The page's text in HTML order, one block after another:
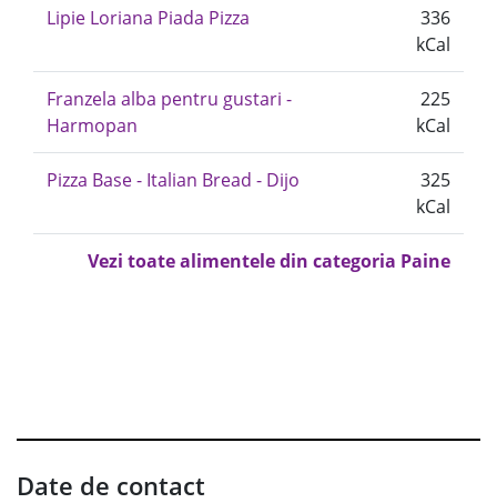
Lipie Loriana Piada Pizza
336
kCal
Franzela alba pentru gustari -
Harmopan
225
kCal
Pizza Base - Italian Bread - Dijo
325
kCal
Vezi toate alimentele din categoria Paine
Date de contact